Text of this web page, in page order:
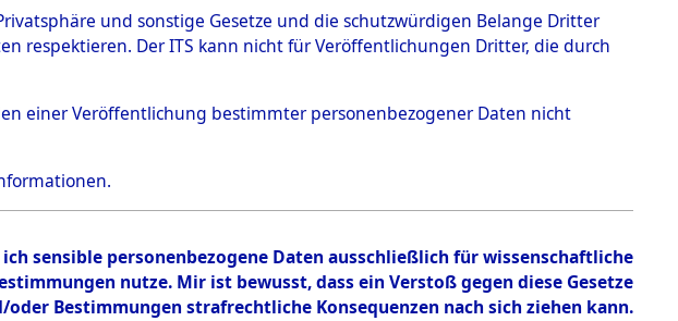
UNBEKANNT
und sonstige Gesetze und die schutzwürdigen Belange Dritter
respektieren. Der ITS kann nicht für Veröffentlichungen Dritter, die durch
einer Veröffentlichung bestimmter personenbezogener Daten nicht
sensible personenbezogene Daten ausschließlich für wissenschaftliche
nutze. Mir ist bewusst, dass ein Verstoß gegen diese Gesetze
oder Bestimmungen strafrechtliche Konsequenzen nach sich ziehen kann.